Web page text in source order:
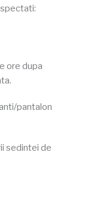
ore dupa
pantalon
sedintei de